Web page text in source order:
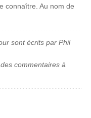
connaître. Au nom de
sont écrits par Phil
commentaires à